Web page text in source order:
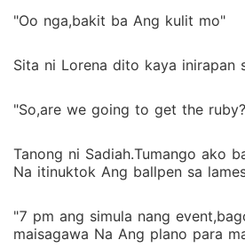
"Oo nga,bakit ba Ang kulit mo"
Sita ni Lorena dito kaya inirapan
"So,are we going to get the
Tanong ni Sadiah.Tumango ako
Na itinuktok Ang ballpen sa
"7 pm ang simula nang
maisagawa Na Ang plano para